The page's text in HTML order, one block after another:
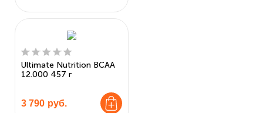
Ultimate Nutrition BCAA
12.000 457 г
3 790 руб.